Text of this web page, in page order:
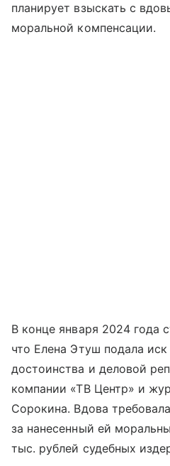
планирует взыскать с
моральной компенсации.
В конце января 2024 года
что Елена Этуш подала
достоинства и деловой
компании «ТВ Центр» и
Сорокина. Вдова
за нанесенный ей
тыс. рублей судебных